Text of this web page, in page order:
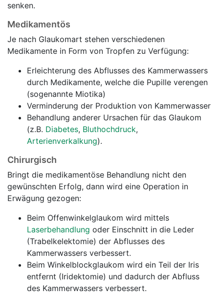
senken.
Medikamentös
Je nach Glaukomart stehen verschiedenen
Medikamente in Form von Tropfen zu Verfügung:
Erleichterung des Abflusses des Kammerwassers
durch Medikamente, welche die Pupille verengen
(sogenannte Miotika)
Verminderung der Produktion von Kammerwasser
Behandlung anderer Ursachen für das Glaukom
(z.B. Diabetes, Bluthochdruck,
Arterienverkalkung).
Chirurgisch
Bringt die medikamentöse Behandlung nicht den
gewünschten Erfolg, dann wird eine Operation in
Erwägung gezogen:
Beim Offenwinkelglaukom wird mittels
Laserbehandlung oder Einschnitt in die Leder
(Trabelkelektomie) der Abflusses des
Kammerwassers verbessert.
Beim Winkelblockglaukom wird ein Teil der Iris
entfernt (Iridektomie) und dadurch der Abfluss
des Kammerwassers verbessert.